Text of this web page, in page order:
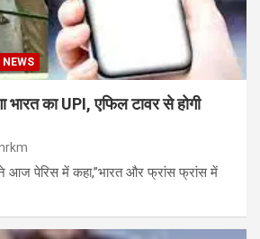
NEWS
भारत का UPI, एफिल टावर से होगी
ने आज पेरिस में कहा,”भारत और फ्रांस फ्रांस में